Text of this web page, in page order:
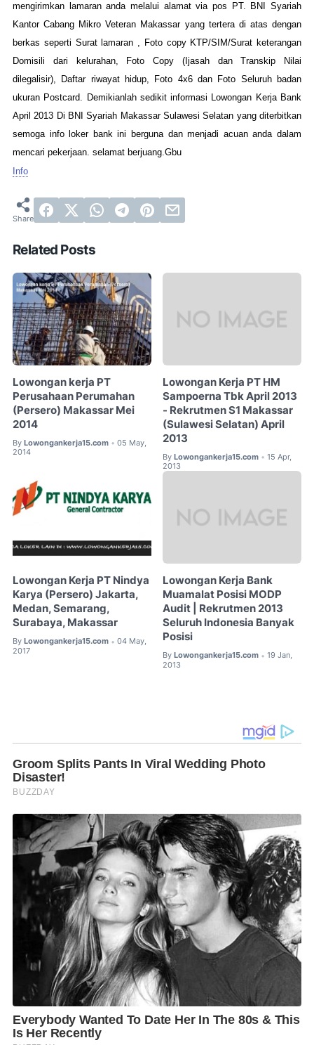
mengirimkan lamaran anda melalui alamat via pos PT. BNI Syariah
Kantor Cabang Mikro Veteran Makassar yang tertera di atas dengan
berkas seperti Surat lamaran , Foto copy KTP/SIM/Surat keterangan
Domisili dari kelurahan, Foto Copy (Ijasah dan Transkip Nilai
dilegalisir), Daftar riwayat hidup, Foto 4x6 dan Foto Seluruh badan
ukuran Postcard. Demikianlah sedikit informasi Lowongan Kerja Bank
April 2013 Di BNI Syariah Makassar Sulawesi Selatan yang diterbitkan
semoga info loker bank ini berguna dan menjadi acuan anda dalam
mencari pekerjaan. selamat berjuang.Gbu
Info
Related Posts
Lowongan kerja PT
Perusahaan Perumahan
(Persero) Makassar Mei
2014
By Lowongankerja15.com • 05 May,
2014
Lowongan Kerja PT HM
Sampoerna Tbk April 2013
- Rekrutmen S1 Makassar
(Sulawesi Selatan) April
2013
By Lowongankerja15.com • 15 Apr,
2013
Lowongan Kerja PT Nindya
Karya (Persero) Jakarta,
Medan, Semarang,
Surabaya, Makassar
By Lowongankerja15.com • 04 May,
2017
Lowongan Kerja Bank
Muamalat Posisi MODP
Audit | Rekrutmen 2013
Seluruh Indonesia Banyak
Posisi
By Lowongankerja15.com • 19 Jan,
2013